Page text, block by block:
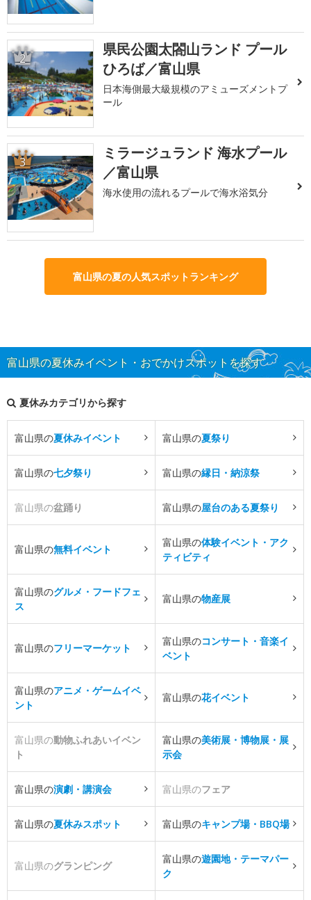
2
県民公園太閤山ランド プール
ひろば／富山県
日本海側最大級規模のアミューズメントプ
ール
3
ミラージュランド 海水プール
／富山県
海水使用の流れるプールで海水浴気分
富山県の夏の人気スポットランキング
富山県の夏休みイベント・おでかけスポットを探す
夏休みカテゴリから探す
富山県の夏休みイベント 富山県の夏祭り
富山県の七夕祭り 富山県の縁日・納涼祭
富山県の盆踊り 富山県の屋台のある夏祭り
富山県の無料イベント
富山県の体験イベント・アク
ティビティ
富山県のグルメ・フードフェ
ス
富山県の物産展
富山県のフリーマーケット
富山県のコンサート・音楽イ
ベント
富山県のアニメ・ゲームイベ
ント
富山県の花イベント
富山県の動物ふれあいイベン
ト
富山県の美術展・博物展・展
示会
富山県の演劇・講演会 富山県のフェア
富山県の夏休みスポット 富山県のキャンプ場・BBQ場
富山県のグランピング
富山県の遊園地・テーマパー
ク